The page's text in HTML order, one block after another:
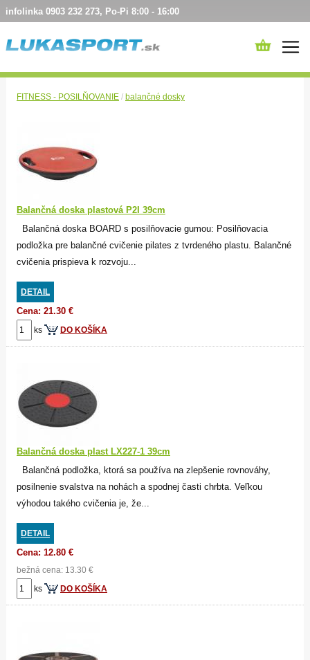
infolinka 0903 232 273, Po-Pi 8:00 - 16:00
FITNESS - POSILŇOVANIE / balančné dosky
Balančná doska plastová P2I 39cm
Balančná doska BOARD s posilňovacie gumou: Posilňovacia
podložka pre balančné cvičenie pilates z tvrdeného plastu. Balančné
cvičenia prispieva k rozvoju...
DETAIL
Cena: 21.30 €
ks DO KOŠÍKA
Balančná doska plast LX227-1 39cm
Balančná podložka, ktorá sa používa na zlepšenie rovnováhy,
posilnenie svalstva na nohách a spodnej časti chrbta. Veľkou
výhodou takého cvičenia je, že...
DETAIL
Cena: 12.80 €
bežná cena: 13.30 €
ks
DO KOŠÍKA